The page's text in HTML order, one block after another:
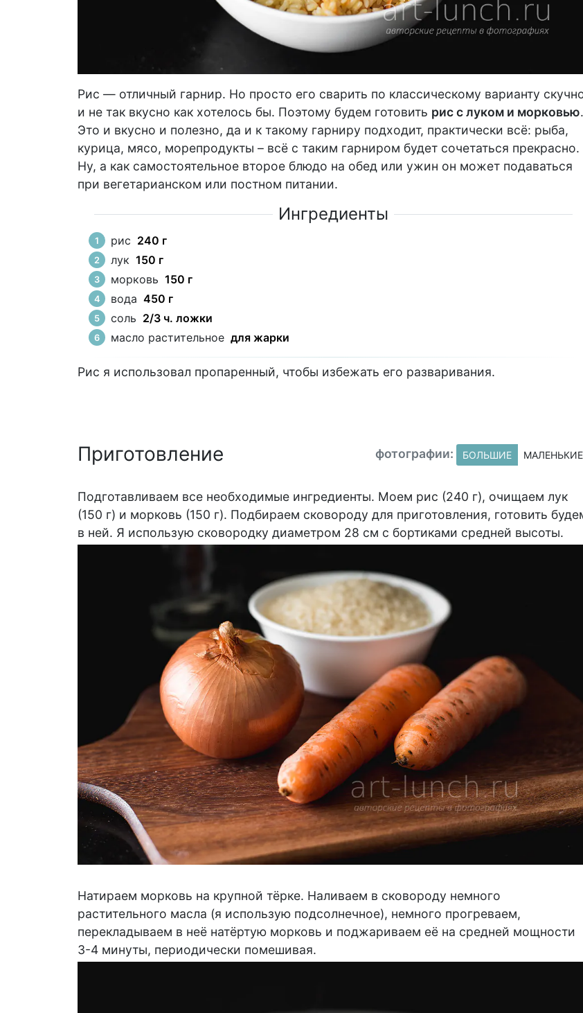
Рис — отличный гарнир. Но просто его сварить по классическому варианту
и не так вкусно как хотелось бы. Поэтому будем готовить рис с луком и морковью.
Это и вкусно и полезно, да и к такому гарниру подходит, практически всё: рыба,
курица, мясо, морепродукты – всё с таким гарниром будет сочетаться прекрасно.
Ну, а как самостоятельное второе блюдо на обед или ужин он может подаваться
при вегетарианском или постном питании.
Ингредиенты
рис 240 г
лук 150 г
морковь 150 г
вода 450 г
соль 2/3 ч. ложки
масло растительное для жарки
Рис я использовал пропаренный, чтобы избежать его разваривания.
Приготовление фотографии: БОЛЬШИЕ МАЛЕНЬКИЕ
Подготавливаем все необходимые ингредиенты. Моем рис (240 г), очищаем лук
(150 г) и морковь (150 г). Подбираем сковороду для приготовления, готовить
в ней. Я использую сковородку диаметром 28 см с бортиками средней высоты.
Натираем морковь на крупной тёрке. Наливаем в сковороду немного
растительного масла (я использую подсолнечное), немного прогреваем,
перекладываем в неё натёртую морковь и поджариваем её на средней мощности
3-4 минуты, периодически помешивая.